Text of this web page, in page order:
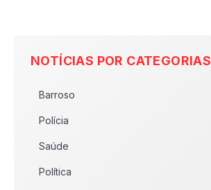
NOTÍCIAS POR CATEGORIAS
Barroso
Polícia
Saúde
Política